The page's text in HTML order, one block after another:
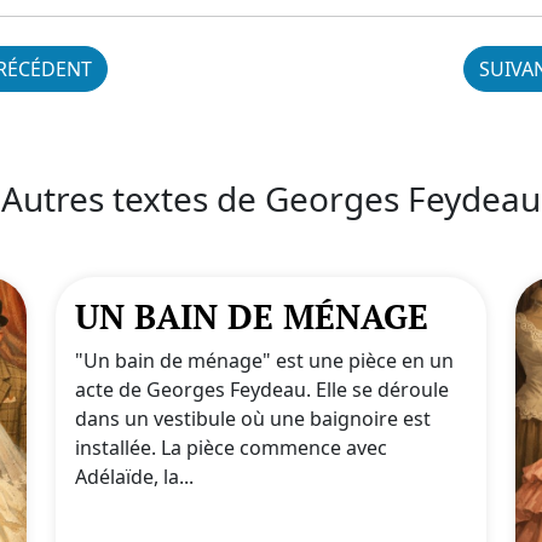
Autres textes de Georges Feydeau
UN BAIN DE MÉNAGE
"Un bain de ménage" est une pièce en un
acte de Georges Feydeau. Elle se déroule
dans un vestibule où une baignoire est
installée. La pièce commence avec
Adélaïde, la...